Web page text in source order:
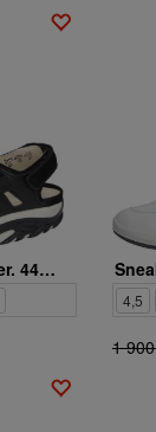
Sandaler Waldläufer. 448001-692-001
4,5
1